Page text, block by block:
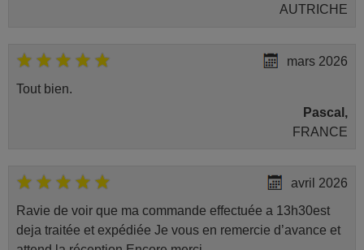
AUTRICHE
mars 2026
Tout bien.
Pascal,
FRANCE
avril 2026
Ravie de voir que ma commande effectuée a 13h30est
deja traitée et expédiée Je vous en remercie d’avance et